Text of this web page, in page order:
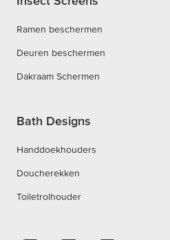
Ramen beschermen
Deuren beschermen
Dakraam Schermen
Bath Designs
Handdoekhouders
Doucherekken
Toiletrolhouder